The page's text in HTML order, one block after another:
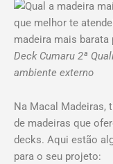
Deck Cumaru 2ª
ambiente externo
Na Macal Madeiras,
de madeiras que
decks. Aqui estão
para o seu projeto: